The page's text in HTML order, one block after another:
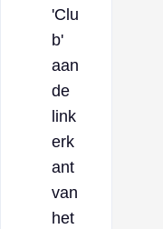
'Clu
b'
aan
de
link
erk
ant
van
het